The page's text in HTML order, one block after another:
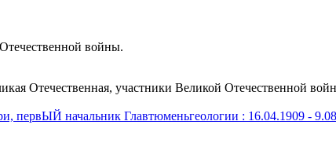
войны.
Отечественная, участники Великой Отечественной
первЫЙ начальник Главтюменьгеологии : 16.04.1909 -